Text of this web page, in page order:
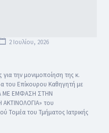
2 Ιουλίου, 2026
την μονιμοποίηση της κ.
του Επίκουρου Καθηγητή με
ΜΕ ΕΜΦΑΣΗ ΣΤΗΝ
ΑΚΤΙΝΟΛΟΓΙΑ» του
Τομέα του Τμήματος Ιατρικής